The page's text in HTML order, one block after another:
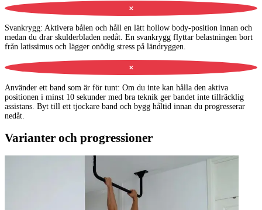
✕
Svankrygg: Aktivera bålen och håll en lätt hollow body-position innan och
medan du drar skulderbladen nedåt. En svankrygg flyttar belastningen bort
från latissimus och lägger onödig stress på ländryggen.
✕
Använder ett band som är för tunt: Om du inte kan hålla den aktiva
positionen i minst 10 sekunder med bra teknik ger bandet inte tillräcklig
assistans. Byt till ett tjockare band och bygg håltid innan du progresserar
nedåt.
Varianter och progressioner